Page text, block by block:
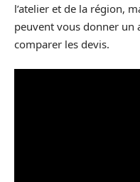
l’atelier et de la région,
peuvent vous donner un
comparer les devis.